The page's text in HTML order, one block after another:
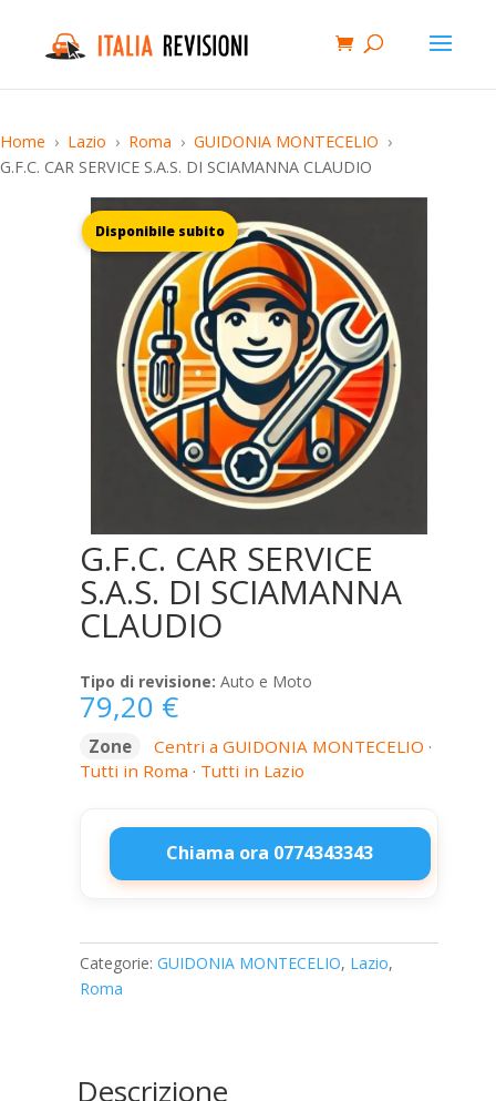
Home Lazio Roma
GUIDONIA MONTECELIO
G.F.C. CAR SERVICE S.A.S. DI SCIAMANNA CLAUDIO
G.F.C. CAR SERVICE
S.A.S. DI SCIAMANNA
CLAUDIO
Tipo di revisione: Auto e Moto
79,20 €
Zone Centri a GUIDONIA MONTECELIO ·
Tutti in Roma · Tutti in Lazio
Chiama ora 0774343343
G.F.C.
SERVICE
S.A.S.
DI
Categorie: GUIDONIA MONTECELIO, Lazio,
Roma
Descrizione